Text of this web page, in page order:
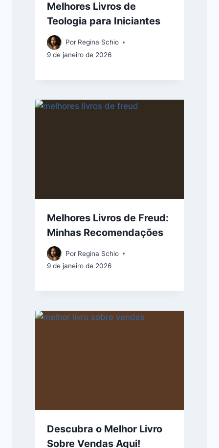
Melhores Livros de
Teologia para Iniciantes
Por Regina Schio
9 de janeiro de 2026
Melhores Livros de Freud:
Minhas Recomendações
Por Regina Schio
9 de janeiro de 2026
Descubra o Melhor Livro
Sobre Vendas Aqui!